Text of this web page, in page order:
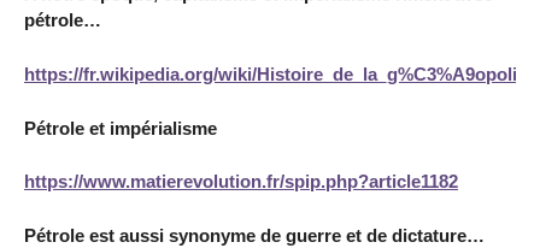
pétrole…
https://fr.wikipedia.org/wiki/
Pétrole et impérialisme
https://www.matierevolution.fr/spip.php?article1182
Pétrole est aussi synonyme de guerre et de dictature…